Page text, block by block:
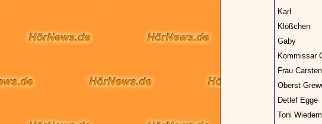
Karl
Klößchen
Gaby
Kommissar
Frau Carsten
Oberst
Detlef Egge
Toni